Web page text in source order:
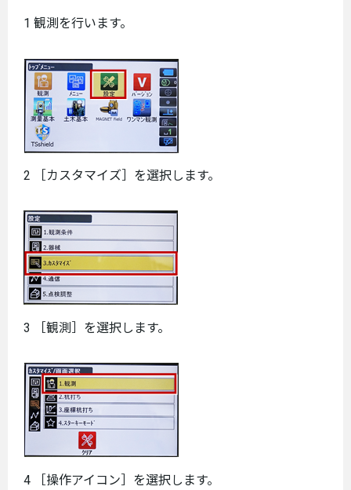
1 観測を行います。
2 ［カスタマイズ］を選択します。
3 ［観測］を選択します。
4 ［操作アイコン］を選択します。